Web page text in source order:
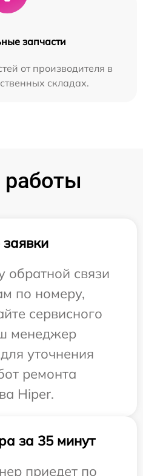
запчасти
от производителя в
складах.
обратной связи
по номеру,
сервисного
менеджер
уточнения
ремонта
Hiper.
за 35 минут
приедет по